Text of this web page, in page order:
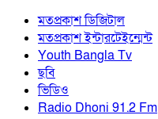
মতপ্রকাশ ডিজিটাল
মতপ্রকাশ ইন্টারটেইন্মেন্ট
Youth Bangla Tv
ছবি
ভিডিও
Radio Dhoni 91.2 Fm